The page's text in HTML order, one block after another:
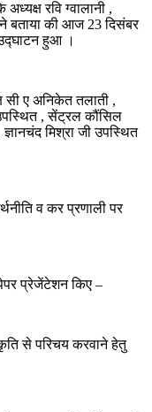
रवि ग्वालानी ,
बताया की आज 23 दिसंबर
हुआ ।
सी ए अनिकेत तलाती ,
उपस्थित , सेंट्रल कौंसिल
मिश्रा जी उपस्थित
व कर प्रणाली पर
प्रेजेंटेशन किए –
से परिचय करवाने हेतु